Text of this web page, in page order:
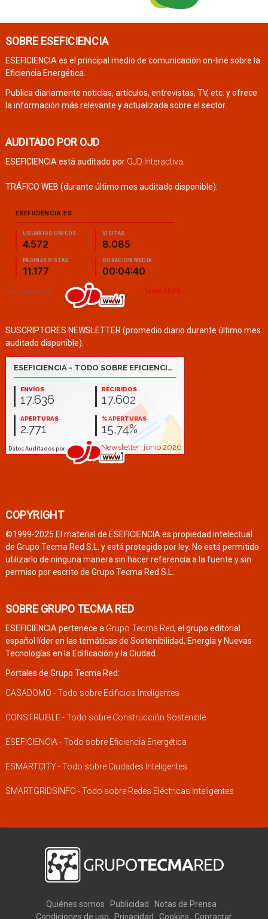
SOBRE ESEFICIENCIA
ESEFICIENCIA es el principal medio de comunicación on-line sobre la
Eficiencia Energética.
Publica diariamente noticias, artículos, entrevistas, TV, etc. y ofrece
la información más relevante y actualizada sobre el sector.
AUDITADO POR OJD
ESEFICIENCIA está auditado por OJD Interactiva
TRÁFICO WEB (durante último mes auditado disponible):
SUSCRIPTORES NEWSLETTER (promedio diario durante último mes
auditado disponible):
COPYRIGHT
©1999-2025 El material de ESEFICIENCIA es propiedad intelectual
de Grupo Tecma Red S.L. y está protegido por ley. No está permitido
utilizarlo de ninguna manera sin hacer referencia a la fuente y sin
permiso por escrito de Grupo Tecma Red S.L.
SOBRE GRUPO TECMA RED
ESEFICIENCIA pertenece a Grupo Tecma Red, el grupo editorial
español líder en las temáticas de Sostenibilidad, Energía y Nuevas
Tecnologías en la Edificación y la Ciudad.
Portales de Grupo Tecma Red:
CASADOMO - Todo sobre Edificios Inteligentes
CONSTRUIBLE - Todo sobre Construcción Sostenible
ESEFICIENCIA - Todo sobre Eficiencia Energética
ESMARTCITY - Todo sobre Ciudades Inteligentes
SMARTGRIDSINFO - Todo sobre Redes Eléctricas Inteligentes
Quiénes somos Publicidad
Notas de Prensa
Condiciones de uso
Privacidad Cookies Contactar